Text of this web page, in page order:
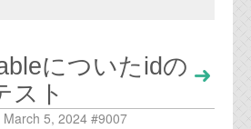
についたidの
スト
5, 2024 #9007